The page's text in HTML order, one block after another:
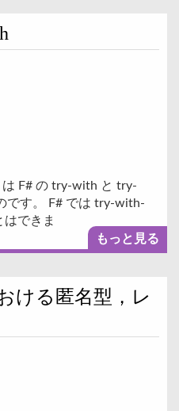
F# の try-with と try-
です。 F# では try-with-
できま
もっと見る
ける匿名型，レ